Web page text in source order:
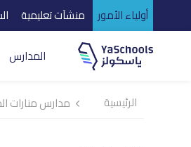
أولياء الأمور منشآت تعليمية
المدارس
الرئيسية مدارس منارات